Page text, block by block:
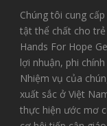
Chúng tôi cung
tật thể chất cho
Hands For Hope
lợi nhuận, phi
Nhiệm vụ của
xuất sắc ở Việt
thực hiện ước mơ